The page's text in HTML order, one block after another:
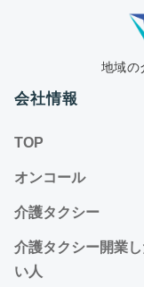
地域の
会社情報
TOP
オンコール
介護タクシー
介護タクシー開業し
い人